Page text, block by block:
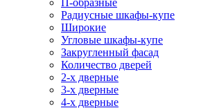
П-образные
Радиусные шкафы-купе
Широкие
Угловые шкафы-купе
Закругленный фасад
Количество дверей
2-х дверные
3-х дверные
4-х дверные